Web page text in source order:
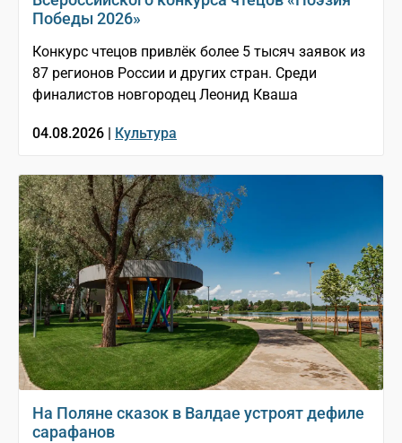
Победы 2026»
Конкурс чтецов привлёк более 5 тысяч заявок из
87 регионов России и других стран. Среди
финалистов новгородец Леонид Кваша
04.08.2026 | Культура
На Поляне сказок в Валдае устроят дефиле
сарафанов